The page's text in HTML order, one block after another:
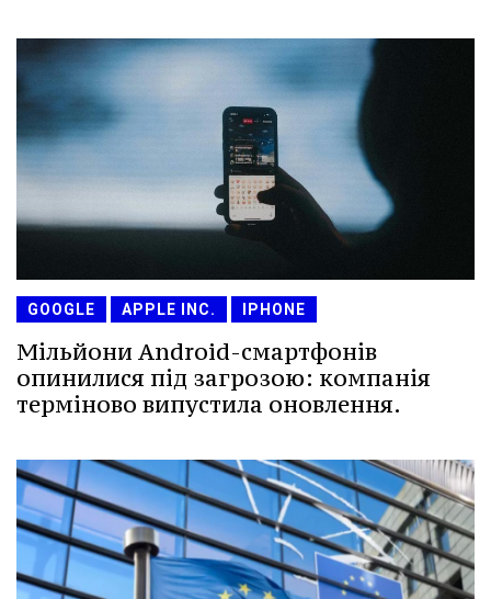
GOOGLE APPLE INC. IPHONE
Мільйони Android-смартфонів
опинилися під загрозою: компанія
терміново випустила оновлення.